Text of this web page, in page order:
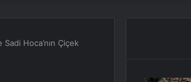
Hoca’nın Çiçek